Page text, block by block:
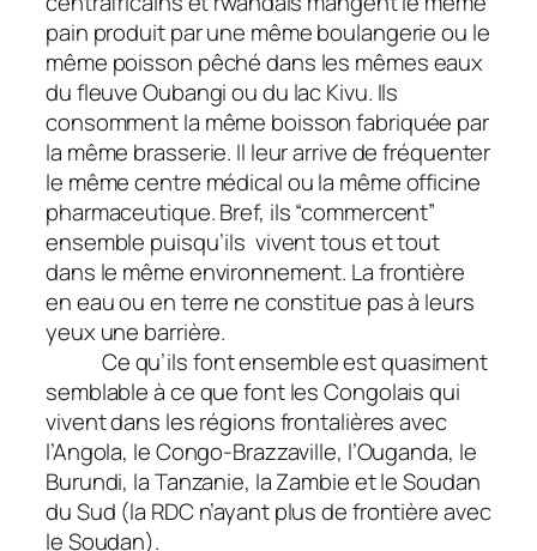
pain produit par une même boulangerie ou le
même poisson pêché dans les mêmes eaux
du fleuve Oubangi ou du lac Kivu. Ils
consomment la même boisson fabriquée par
la même brasserie. Il leur arrive de fréquenter
le même centre médical ou la même officine
pharmaceutique. Bref, ils “commercent”
ensemble puisqu’ils vivent tous et tout
dans le même environnement. La frontière
en eau ou en terre ne constitue pas à leurs
yeux une barrière.
Ce qu’ils font ensemble est quasiment
semblable à ce que font les Congolais qui
vivent dans les régions frontalières avec
l’Angola, le Congo-Brazzaville, l’Ouganda, le
Burundi, la Tanzanie, la Zambie et le Soudan
du Sud (la RDC n’ayant plus de frontière avec
le Soudan).